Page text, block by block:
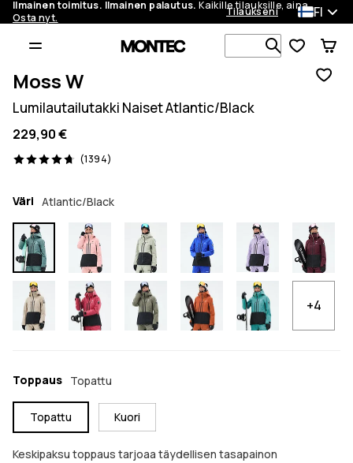
Ilmainen toimitus. Ilmainen palautus. Kaikille tilauksille, aina.
Osta nyt.
Tilaukseni FI
Etsi 1 000+
Moss W
Lumilautailutakki Naiset Atlantic/Black
229,90 €
(1394)
1394 arvostelut, 4.7/5
Väri Atlantic/Black
+4
Toppaus Topattu
Topattu Kuori
Keskipaksu toppaus tarjoaa täydellisen tasapainon